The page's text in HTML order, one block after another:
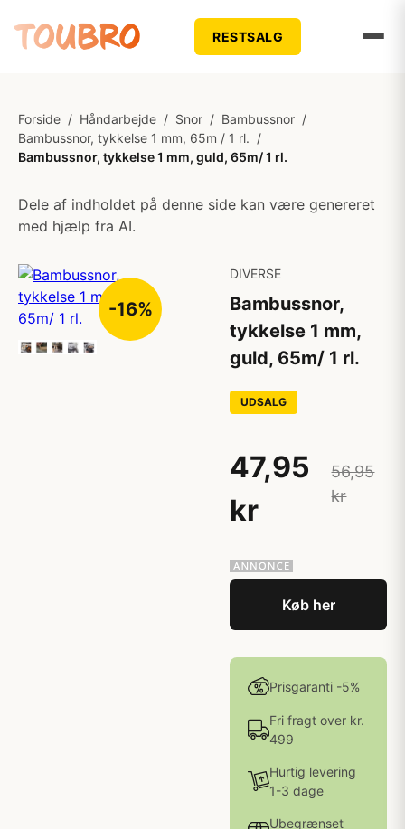
RESTSALG
Forside / Håndarbejde / Snor / Bambussnor /
Bambussnor, tykkelse 1 mm, 65m / 1 rl. /
Bambussnor, tykkelse 1 mm, guld, 65m/ 1 rl.
Dele af indholdet på denne side kan være genereret
med hjælp fra AI.
-16%
DIVERSE
Bambussnor,
tykkelse 1 mm,
guld, 65m/ 1 rl.
UDSALG
47,95
kr
56,95
kr
Køb her
Prisgaranti -5%
Fri fragt over kr.
499
Hurtig levering
1-3 dage
Ubegrænset